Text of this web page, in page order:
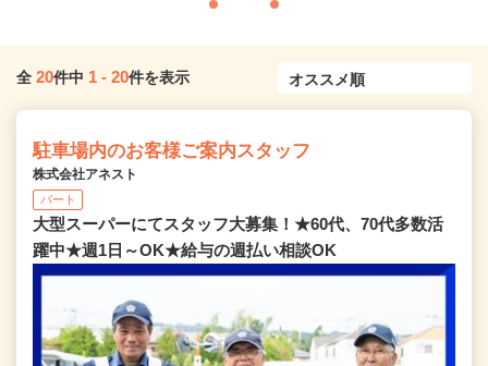
全 20件中 1 - 20件を表示
駐車場内のお客様ご案内スタッフ
株式会社アネスト
パート
大型スーパーにてスタッフ大募集！★60代、70代多数活
躍中★週1日～OK★給与の週払い相談OK